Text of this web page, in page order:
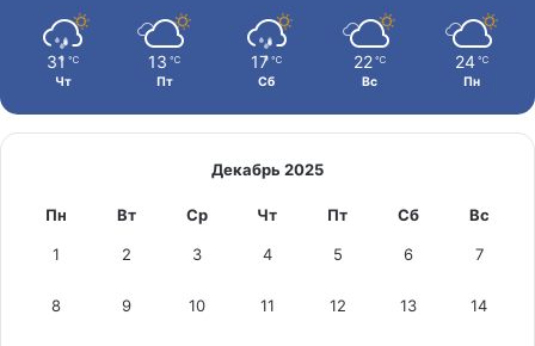
31 ℃
Чт
13 ℃
Пт
17 ℃
Сб
22 ℃
Вс
24 ℃
Пн
Декабрь 2025
Пн Вт Ср Чт Пт Сб Вс
1 2 3 4 5 6 7
8 9 10 11 12 13 14